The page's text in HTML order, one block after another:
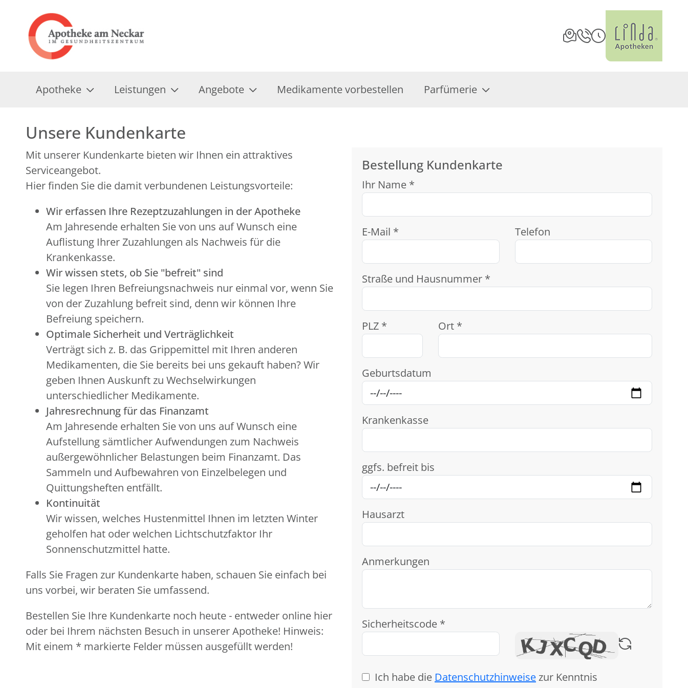
Apotheke Leistungen Angebote Medikamente vorbestellen Parfümerie
Unsere Kundenkarte
Mit unserer Kundenkarte bieten wir Ihnen ein attraktives
Serviceangebot.
Hier finden Sie die damit verbundenen Leistungsvorteile:
Wir erfassen Ihre Rezeptzuzahlungen in der Apotheke
Am Jahresende erhalten Sie von uns auf Wunsch eine
Auflistung Ihrer Zuzahlungen als Nachweis für die
Krankenkasse.
Wir wissen stets, ob Sie "befreit" sind
Sie legen Ihren Befreiungsnachweis nur einmal vor, wenn Sie
von der Zuzahlung befreit sind, denn wir können Ihre
Befreiung speichern.
Optimale Sicherheit und Verträglichkeit
Verträgt sich z. B. das Grippemittel mit Ihren anderen
Medikamenten, die Sie bereits bei uns gekauft haben? Wir
geben Ihnen Auskunft zu Wechselwirkungen
unterschiedlicher Medikamente.
Jahresrechnung für das Finanzamt
Am Jahresende erhalten Sie von uns auf Wunsch eine
Aufstellung sämtlicher Aufwendungen zum Nachweis
außergewöhnlicher Belastungen beim Finanzamt. Das
Sammeln und Aufbewahren von Einzelbelegen und
Quittungsheften entfällt.
Kontinuität
Wir wissen, welches Hustenmittel Ihnen im letzten Winter
geholfen hat oder welchen Lichtschutzfaktor Ihr
Sonnenschutzmittel hatte.
Falls Sie Fragen zur Kundenkarte haben, schauen Sie einfach bei
uns vorbei, wir beraten Sie umfassend.
Bestellen Sie Ihre Kundenkarte noch heute - entweder online hier
oder bei Ihrem nächsten Besuch in unserer Apotheke! Hinweis:
Mit einem * markierte Felder müssen ausgefüllt werden!
Bestellung Kundenkarte
Ihr Name *
E-Mail * Telefon
Straße und Hausnummer *
PLZ * Ort *
Geburtsdatum
Krankenkasse
ggfs. befreit bis
Hausarzt
Anmerkungen
Sicherheitscode *
Ich habe die Datenschutzhinweisezur Kenntnis